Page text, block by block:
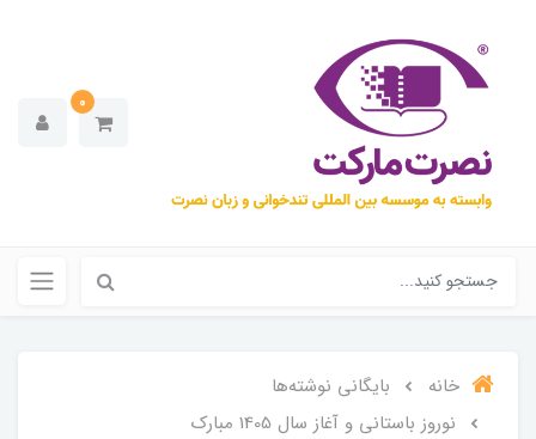
0
خانه
بایگانی نوشته‌ها
نوروز باستانی و آغاز سال 1405 مبارک